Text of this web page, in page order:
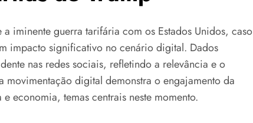
iminente guerra tarifária com os Estados Unidos, caso
impacto significativo no cenário digital. Dados
nas redes sociais, refletindo a relevância e o
movimentação digital demonstra o engajamento da
economia, temas centrais neste momento.